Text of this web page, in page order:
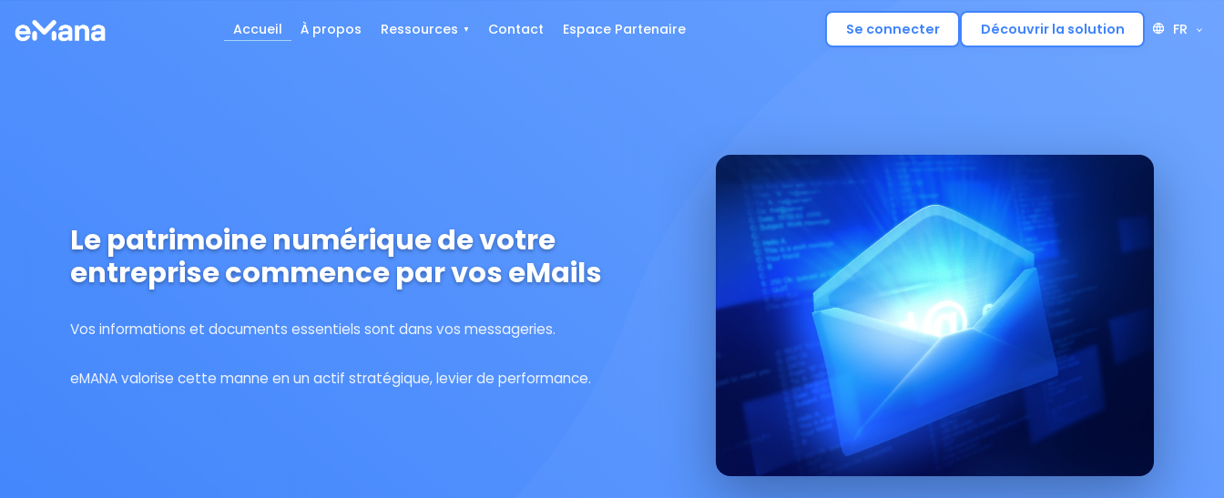
Accueil À propos Ressources Contact Espace Partenaire Se connecter Découvrir la solution FR
Le patrimoine numérique de votre
entreprise commence par vos eMails
Vos informations et documents essentiels sont dans vos messageries.
eMANA valorise cette manne en un actif stratégique, levier de performance.